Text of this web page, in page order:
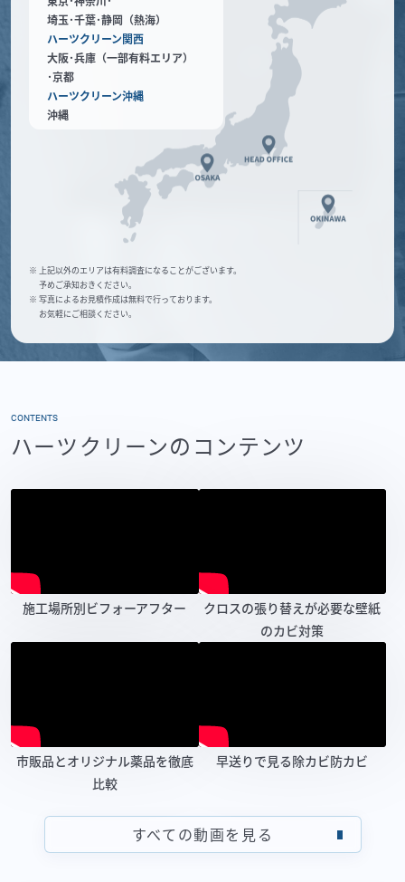
埼玉･千葉･静岡（熱海）
ハーツクリーン関西
大阪･兵庫（一部有料エリア）
･京都
ハーツクリーン沖縄
沖縄
※ 上記以外のエリアは有料調査になることがございます。
予めご承知おきください。
※ 写真によるお見積作成は無料で行っております。
お気軽にご相談ください。
CONTENTS
ハーツクリーンのコンテンツ
施工場所別ビフォーアフター
クロスの張り替えが必要な壁紙
のカビ対策
市販品とオリジナル薬品を徹底
比較
早送りで見る除カビ防カビ
すべての動画を見る